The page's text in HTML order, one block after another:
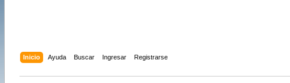
Inicio Ayuda Buscar Ingresar Registrarse